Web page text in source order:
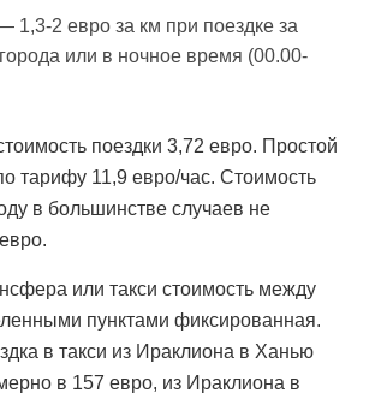
1,3-2 евро за км при поездке за
или в ночное время (00.00-
поездки 3,72 евро. Простой
тарифу 11,9 евро/час. Стоимость
в большинстве случаев не
или такси стоимость между
пунктами фиксированная.
в такси из Ираклиона в Ханью
в 157 евро, из Ираклиона в